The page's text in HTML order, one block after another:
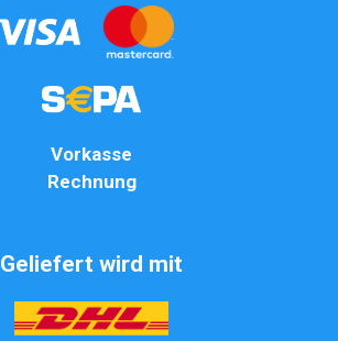
Vorkasse
Rechnung
Geliefert wird mit